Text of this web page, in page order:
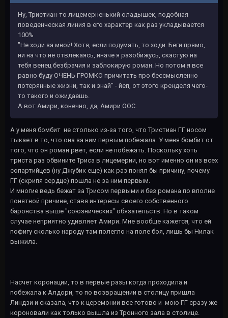
Ну, Тристиан-то лицемерненький оладышек, подобная
поведенческая линия в его характер как раз укладывается
100%
"Не ходи за мной! Хотя, если подумать, то ходи. Беги прямо,
ни на что не отвлекаясь, иначе я разобижусь, скастую на
тебя венец безбрачия и заблокирую роман. Но потом я все
равно буду ОЧЕНЬ ГРОМКО причитать про бессмысленно
потерянные жизни, так и знай" - йеп, от этого кренделя чего-
то такого и ожидаешь.
А вот Амири, конечно, да, Амири ООС.
А у меня бомбит не столько из-за того, что Тристиан ГГ носом
тыкает в то, что она за ним первым побежала. У меня бомбит от
того, что он роман рвет, если не побежать. Поскольку хоть
триста раз обвините Триса в лицемерии, но вот именно он из всех
сопартийцев (ну Джубик еще) как раз понял бы причину, почему
ГГ (скрипя сердце) пошла не за ним первым.
И многие ведь бежат за Трисом первыми и без романа по вполне
понятной причине, ставя интересы своего собственного
баронства выше "союзнических" обязательств. Но в таком
случае неприятно удивляет Амири. Мне вообще кажется, что ей
пофигу сколько народу там полегло на поле боя, лишь бы Нилак
выжила.
Насчет коронации, то в первые разы когда проходила и
побежала к Алдори, то по возвращении в столицу пришла
Линдзи и сказала, что к церемонии все готово и мою ГГ сразу же
короновали как только вышла из Тронного зала в столице.